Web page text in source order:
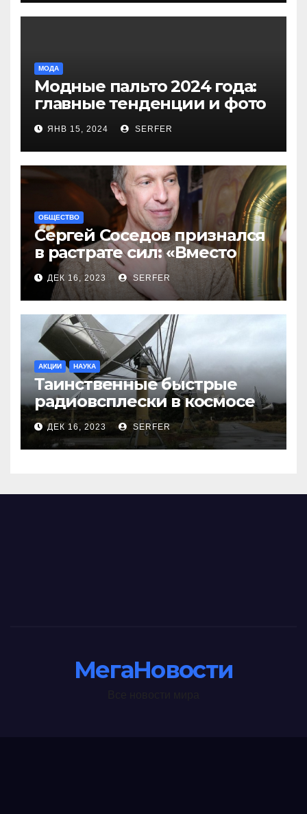
МОДА
Модные пальто 2024 года:
главные тенденции и фото
новинок
ЯНВ 15, 2024 SERFER
ОБЩЕСТВО
Сергей Соседов признался
в растрате сил: «Вместо
меня взяли Пригожина»
ДЕК 16, 2023 SERFER
АКЦИИ НАУКА
Таинственные быстрые
радиовсплески в космосе
сделались все более
странными
ДЕК 16, 2023 SERFER
МегаНовости